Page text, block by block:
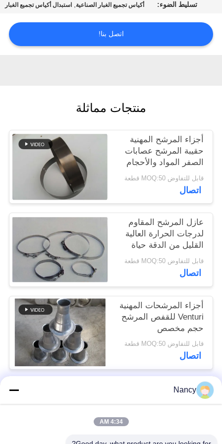
مراقبة
الجودة
اطلب
اقتباس
خريطة
الموقع
سياسة
الخصوصية
تسليط الضوء: أكياس تجميع الغبار الصناعية, استبدال أكياس تجميع الغبار
اتصل بنا!
منتجات مماثلة
أجزاء المرشح المهنية
حقيبة المرشح عصابات
الصفر المواد والأحجام
المختلفة
قابل للتفاوض MOQ:50 قطعة
اتصال
عازل المرشح المقاوم
لدرجات الحرارة العالية
القليل من الدقة حياة
خدمة طويلة
قابل للتفاوض MOQ:50 قطعة
اتصال
أجزاء المرشحات المهنية
Venturi للقفص المرشح
حجم مخصص
قابل للتفاوض MOQ:50 قطعة
اتصال
فئات شعبية
الغبار
Nancy
4:34 AM